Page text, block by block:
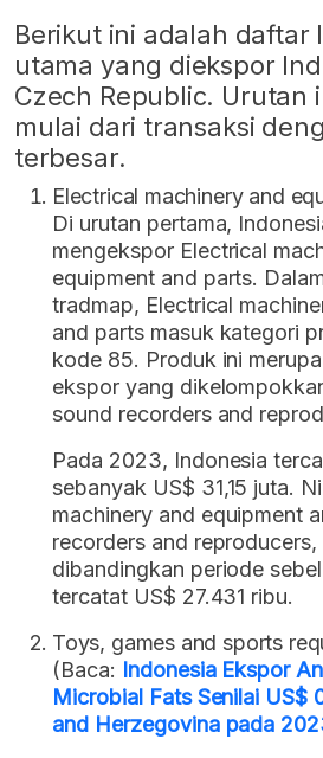
Berikut ini adalah daftar
utama yang diekspor
Czech Republic. Urutan
mulai dari transaksi
terbesar.
Electrical machinery and
Di urutan pertama,
mengekspor Electrical
equipment and parts.
tradmap, Electrical
and parts masuk kategori
kode 85. Produk ini
ekspor yang
sound recorders and
Pada 2023, Indonesia
sebanyak US$ 31,15 juta.
machinery and equipment
recorders and
dibandingkan periode
tercatat US$ 27.431 ribu.
Toys, games and sports
(Baca: Indonesia Ekspor
Microbial Fats Senilai US$
and Herzegovina pada